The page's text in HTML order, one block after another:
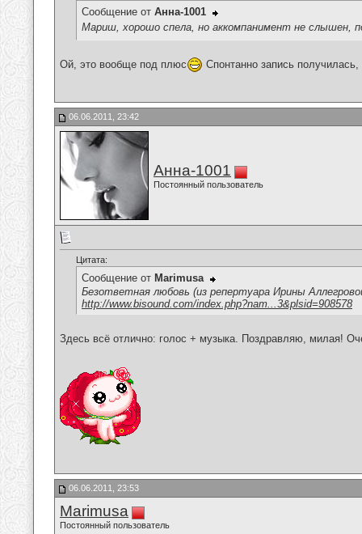
Сообщение от Анна-1001
Мариш, хорошо спела, но аккомпанимент не слышен,
Ой, это вообще под плюс Спонтанно запись
06.06.2011, 23:42
Анна-1001
Постоянный пользователь
Цитата:
Сообщение от Marimusa
Безответная любовь (из репертуара Ирины
http://www.bisound.com/index.php?nam...3&plsid=908578
Здесь всё отлично: голос + музыка. Поздравляю, милая!
06.06.2011, 23:53
Marimusa
Постоянный пользователь